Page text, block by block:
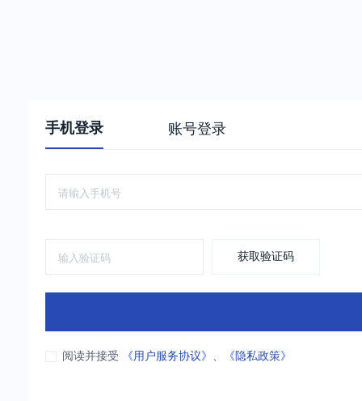
手机登录 账号登录
获取验证码
阅读并接受 《用户服务协议》 、 《隐私政策》